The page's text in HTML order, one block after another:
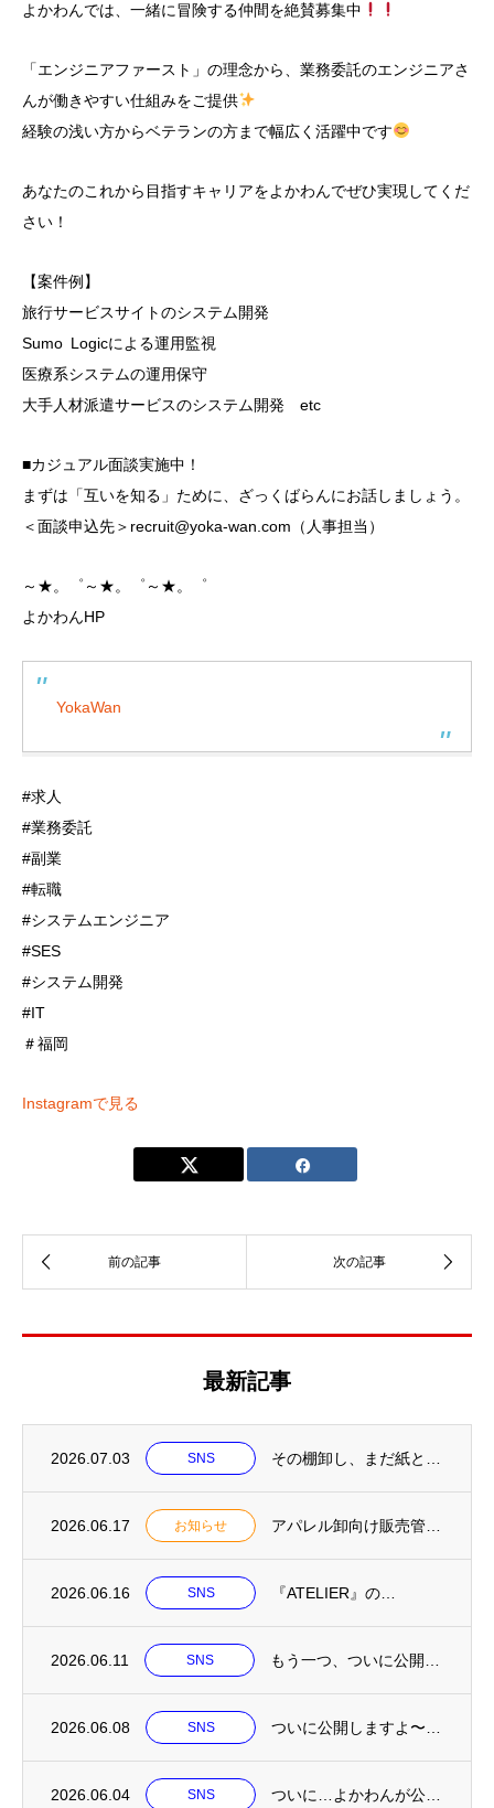
よかわんでは、一緒に冒険する仲間を絶賛募集中
「エンジニアファースト」の理念から、業務委託のエンジニアさ
んが働きやすい仕組みをご提供
経験の浅い方からベテランの方まで幅広く活躍中です
あなたのこれから目指すキャリアをよかわんでぜひ実現してくだ
さい！
【案件例】
旅行サービスサイトのシステム開発
Sumo Logicによる運用監視
医療系システムの運用保守
大手人材派遣サービスのシステム開発 etc
■カジュアル面談実施中！
まずは「互いを知る」ために、ざっくばらんにお話しましょう。
＜面談申込先＞recruit@yoka-wan.com（人事担当）
～★。゜～★。゜～★。゜
よかわんHP
YokaWan
#求人
#業務委託
#副業
#転職
#システムエンジニア
#SES
#システム開発
#IT
＃福岡
Instagramで見る
最新記事
2026.07.03 SNS その棚卸し、まだ紙と…
2026.06.17 お知らせ
2026.06.16 SNS 『ATELIER』の…
2026.06.11 SNS もう一つ、ついに公開…
2026.06.08 SNS ついに公開しますよ〜…
2026.06.04 SNS ついに…よかわんが公…